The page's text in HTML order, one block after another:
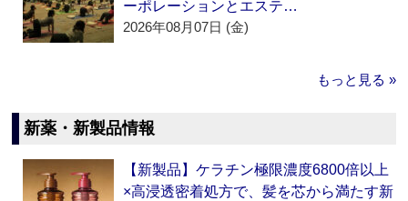
ーポレーションとエステ…
2026年08月07日 (金)
もっと見る »
新薬・新製品情報
【新製品】ケラチン極限濃度6800倍以上
×高浸透密着処方で、髪を芯から満たす新